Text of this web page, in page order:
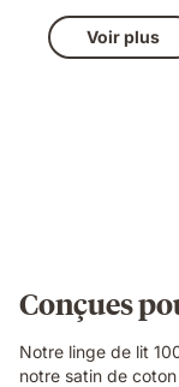
Voir plus
Conçues
Notre linge de lit
notre satin de